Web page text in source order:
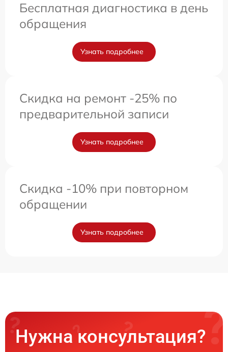
Бесплатная диагностика в день
обращения
Узнать подробнее
Скидка на ремонт -25% по
предварительной записи
Узнать подробнее
Скидка -10% при повторном
обращении
Узнать подробнее
Нужна консультация?